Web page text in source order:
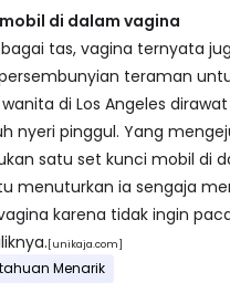
di dalam vagina
tas, vagina ternyata
teraman
di Los Angeles dirawat
nyeri pinggul. Yang
satu set kunci mobil di
menuturkan ia sengaja
karena tidak ingin
[unikaja.com]
Menarik